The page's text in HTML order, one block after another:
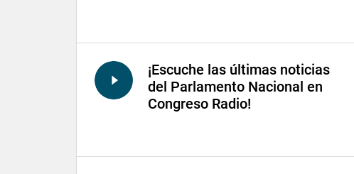
¡Escuche las últimas noticias
del Parlamento Nacional en
Congreso Radio!